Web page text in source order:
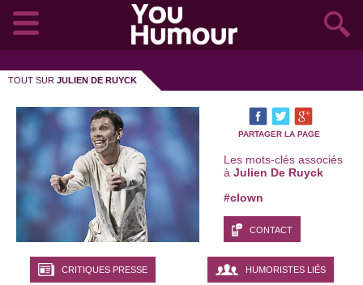
TOUT SUR JULIEN DE RUYCK
PARTAGER LA PAGE
Les mots-clés associés
à Julien De Ruyck
#clown
CONTACT
CRITIQUES PRESSE HUMORISTES LIÉS